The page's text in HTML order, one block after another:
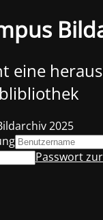
eine
2025
Passwort